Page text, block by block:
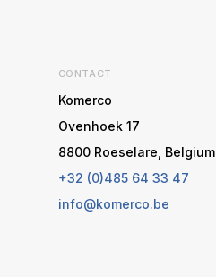
CONTACT
Komerco
Ovenhoek 17
8800 Roeselare, Belgium
+32 (0)485 64 33 47
info@komerco.be